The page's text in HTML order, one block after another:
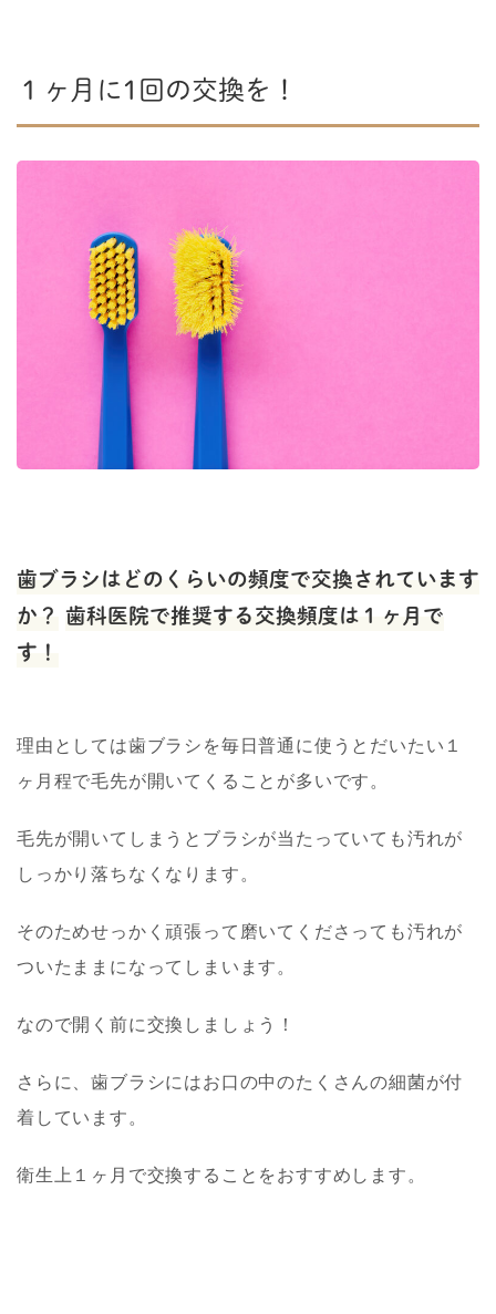
１ヶ月に 1 回の交換を！
歯ブラシはどのくらいの頻度で交換されています
か？
歯科医院で推奨する交換頻度は１ヶ月で
す！
理由としては歯ブラシを毎日普通に使うとだいたい１
ヶ月程で毛先が開いてくることが多いです。
毛先が開いてしまうとブラシが当たっていても汚れが
しっかり落ちなくなります。
そのためせっかく頑張って磨いてくださっても汚れが
ついたままになってしまいます。
なので開く前に交換しましょう！
さらに、歯ブラシにはお口の中のたくさんの細菌が付
着しています。
衛生上１ヶ月で交換することをおすすめします。